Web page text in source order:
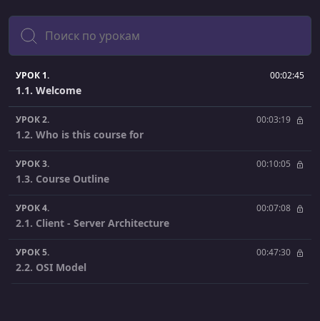
Поиск
УРОК 1. 00:02:45
1.1. Welcome
УРОК 2. 00:03:19
1.2. Who is this course for
УРОК 3. 00:10:05
1.3. Course Outline
УРОК 4. 00:07:08
2.1. Client - Server Architecture
УРОК 5. 00:47:30
2.2. OSI Model